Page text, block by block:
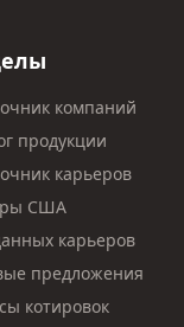
компаний
продукции
карьеров
США
карьеров
предложения
котировок